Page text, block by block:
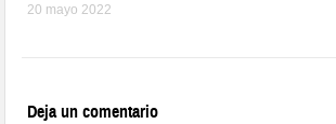
20 mayo 2022
Deja un comentario